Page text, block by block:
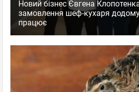
Новий бізнес Євгена
замовлення шеф-кухаря додому
працює